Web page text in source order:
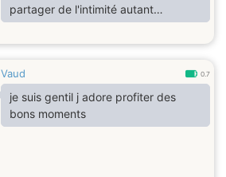
partager de l'intimité autant
intellectuelle que corporelle avec
une femme belle, autant à l'intérieur
j'aime découvrir et redécouvrir sans
cesse ma partenaire.
Vaud 0.7
je suis gentil j adore profiter des
bons moments